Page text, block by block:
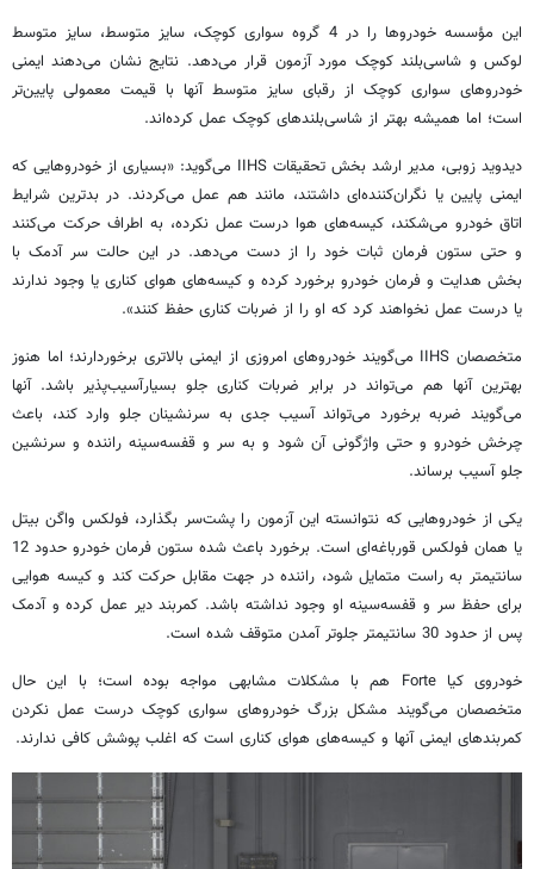
این مؤسسه خودروها را در 4 گروه سواری کوچک، سایز متوسط، سایز متوسط
لوکس و شاسی‌بلند کوچک مورد آزمون قرار می‌دهد. نتایج نشان می‌دهند ایمنی
خودروهای سواری کوچک از رقبای سایز متوسط آنها با قیمت معمولی پایین‌تر
است؛ اما همیشه بهتر از شاسی‌بلندهای کوچک عمل کرده‌اند.
دیدوید زوبی، مدیر ارشد بخش تحقیقات IIHS می‌گوید: «بسیاری از خودروهایی که
ایمنی پایین یا نگران‌کننده‌ای داشتند، مانند هم عمل می‌کردند. در بدترین شرایط
اتاق خودرو می‌شکند، کیسه‌های هوا درست عمل نکرده، به اطراف حرکت می‌کنند
و حتی ستون فرمان ثبات خود را از دست می‌دهد. در این حالت سر آدمک با
بخش هدایت و فرمان خودرو برخورد کرده و کیسه‌های هوای کناری یا وجود ندارند
یا درست عمل نخواهند کرد که او را از ضربات کناری حفظ کنند».
متخصصان IIHS می‌گویند خودروهای امروزی از ایمنی بالاتری برخوردارند؛ اما هنوز
بهترین آنها هم می‌تواند در برابر ضربات کناری جلو بسیارآسیب‌پذیر باشد. آنها
می‌گویند ضربه برخورد می‌تواند آسیب جدی به سرنشینان جلو وارد کند، باعث
چرخش خودرو و حتی واژگونی آن شود و به سر و قفسه‌سینه راننده و سرنشین
جلو آسیب برساند.
یکی از خودروهایی که نتوانسته این آزمون را پشت‌سر بگذارد، فولکس واگن بیتل
یا همان فولکس قورباغه‌ای است. برخورد باعث شده ستون فرمان خودرو حدود 12
سانتیمتر به راست متمایل شود، راننده در جهت مقابل حرکت کند و کیسه هوایی
برای حفظ سر و قفسه‌سینه او وجود نداشته باشد. کمربند دیر عمل کرده و آدمک
پس از حدود 30 سانتیمتر جلوتر آمدن متوقف شده است.
خودروی کیا Forte هم با مشکلات مشابهی مواجه بوده است؛ با این حال
متخصصان می‌گویند مشکل بزرگ خودروهای سواری کوچک درست عمل نکردن
کمربندهای ایمنی آنها و کیسه‌های هوای کناری است که اغلب پوشش کافی ندارند.